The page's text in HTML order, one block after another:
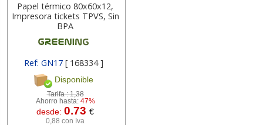
Papel térmico 80x60x12,
Impresora tickets TPVS, Sin
BPA
Ref: GN17 [ 168334 ]
Disponible
Tarifa :1,38
Ahorro hasta: 47%
desde:0.73€
0,88 con Iva